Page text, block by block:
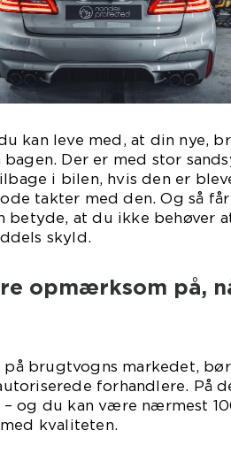
kan leve med, at din nye,
Der er med stor
i bilen, hvis den er
takter med den. Og så
betyde, at du ikke behøver
skyld.
opmærksom på,
brugtvogns markedet,
forhandlere. På
og du kan være nærmest
kvaliteten.